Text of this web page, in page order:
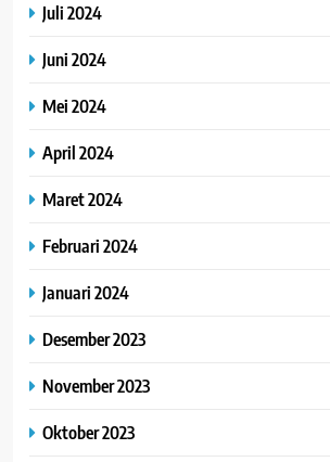
Juli 2024
Juni 2024
Mei 2024
April 2024
Maret 2024
Februari 2024
Januari 2024
Desember 2023
November 2023
Oktober 2023